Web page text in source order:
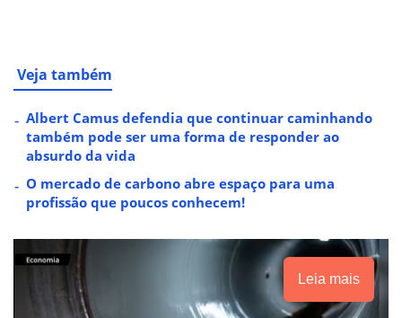
Veja também
Albert Camus defendia que continuar caminhando
também pode ser uma forma de responder ao
absurdo da vida
O mercado de carbono abre espaço para uma
profissão que poucos conhecem!
Leia mais